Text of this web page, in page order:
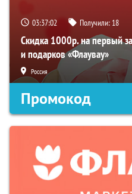
03:37:01 Получили: 18
Скидка 1000р. на первый
и подарков «Флаувау»
Россия
Промокод